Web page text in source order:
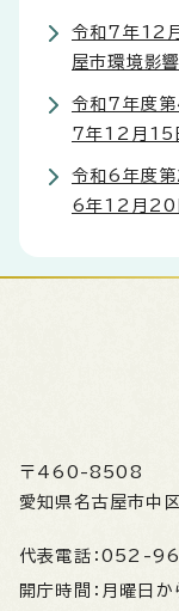
令和7年12
屋市環境影
令和7年度第
7年12月15
令和6年度第
6年12月20
〒460-8508
愛知県名古屋市中
代表電話： 052-
開庁時間： 月曜日